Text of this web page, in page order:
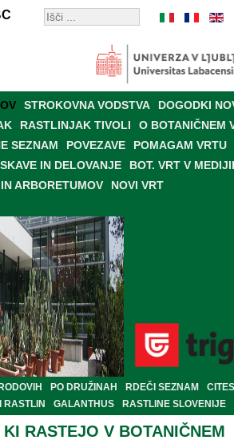
STROKOVNA VODSTVA
DOGODKI
RASTLINJAK TIVOLI
O BOTANIČNEM
SEZNAM POVEZAVE
POMAGAM VRTU
IN DELOVANJE
BOT. VRT V
ARBORETUMOV
NOVI VRT
PO DRUŽINAH RDEČI SEZNAM
CITES
RASTLIN GALANTHUS RASTLINE SLOVENIJE
RASTEJO V BOTANIČNEM